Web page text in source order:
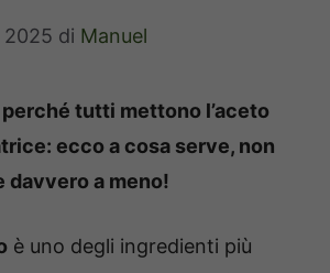
di Manuel
tutti mettono l’aceto
ecco a cosa serve, non
davvero a meno!
è uno degli ingredienti più